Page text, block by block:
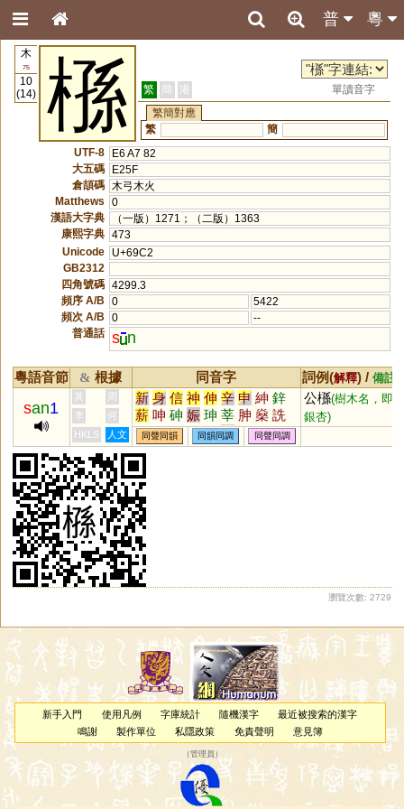
粵
普
木
75
10
(14)
槂 繁 簡 港
單讀音字
繁簡對應
繁
簡
UTF-8
E6 A7 82
大五碼
E25F
倉頡碼
木弓木火
Matthews
0
漢語大字典
（一版）1271；（二版）1363
康熙字典 473
Unicode
U+69C2
GB2312
四角號碼 4299.3
頻序 A/B
0
5422
頻次 A/B
0
--
普通話 s n
粵語音節 & 根據 同音字 詞例(解釋) / 備註
san1
黃 周 新 身 信 神 伸 辛 申 紳 鋅
薪 呻 砷 娠 珅 莘 胂 燊 詵
籸 鯓 眒 阠 柛 嫀 妽 峷 駪
兟 甡 屾 侁 氠
公槂(樹木名，即
銀杏)
李
何
HKLS
人文 同聲同韻 同韻同調 同聲同調
瀏覽次數: 2729
新手入門 使用凡例 字庫統計 隨機漢字
最近被搜索的漢字
鳴謝
製作單位 私隱政策 免責聲明 意見簿
（管理員 ）